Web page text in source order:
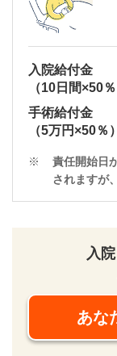
入院給付金
（10日間×50％
手術給付金
（5万円×50％）
※
責任開始日
されますが
入
あな